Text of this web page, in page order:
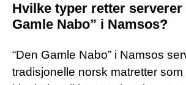
Hvilke typer retter serverer
Gamle Nabo” i Namsos?
“Den Gamle Nabo” i Namsos
tradisjonelle norsk matretter